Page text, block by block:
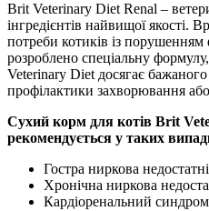
Brit Veterinary Diet Renal –
інгредієнтів найвищої якості.
потреби котиків із порушенням
розроблено спеціальну
Veterinary Diet досягає
профілактики захворювання
Сухий корм для котів Brit
рекомендується у таких
Гостра ниркова
Хронічна ниркова
Кардіоренальний синдром